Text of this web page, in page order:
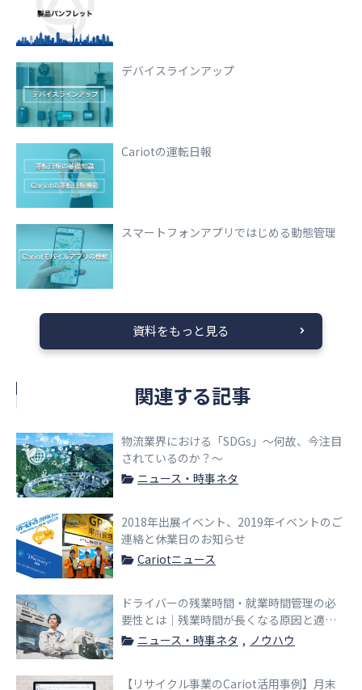
デバイスラインアップ
Cariotの運転日報
スマートフォンアプリではじめる動態管理
資料をもっと見る
関連する記事
物流業界における「SDGs」〜何故、今注目
されているのか？〜
ニュース・時事ネタ
2018年出展イベント、2019年イベントのご
連絡と休業日のお知らせ
Cariotニュース
ドライバーの残業時間・就業時間管理の必
要性とは｜残業時間が長くなる原因と適切
な管理方法をご紹介
ニュース・時事ネタ ノウハウ
【リサイクル事業のCariot活用事例】月末